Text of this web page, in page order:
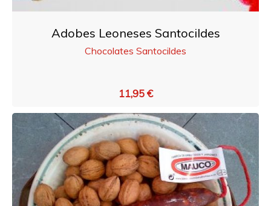
Adobes Leoneses Santocildes
Chocolates Santocildes
11,95 €